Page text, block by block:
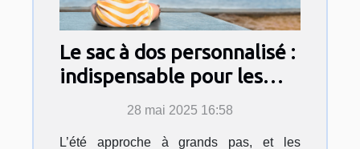
Le sac à dos personnalisé :
indispensable pour les
vacances de bébé cet été !
28 mai 2025 16:58
L’été approche à grands pas, et les